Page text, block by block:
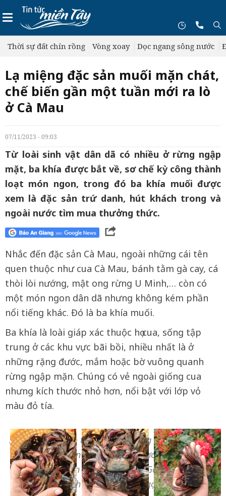
Thời sự đất chín rồng Vòng xoay Dọc ngang sông nước
Lạ miệng đặc sản muối mặn chát,
chế biến gần một tuần mới ra lò
ở Cà Mau
07/11/2023 - 09:03
Từ loài sinh vật dân dã có nhiều ở rừng ngập
mặt, ba khía được bắt về, sơ chế kỳ công thành
loạt món ngon, trong đó ba khía muối được
xem là đặc sản trứ danh, hút khách trong và
ngoài nước tìm mua thưởng thức.
Nhắc đến đặc sản Cà Mau, ngoài những cái tên
quen thuộc như cua Cà Mau, bánh tằm gà cay, cá
thòi lòi nướng, mật ong rừng U Minh,… còn có
một món ngon dân dã nhưng không kém phần
nổi tiếng khác. Đó là ba khía muối.
Ba khía là loài giáp xác thuộc họ cua, sống tập
trung ở các khu vực bãi bồi, nhiều nhất là ở
những rặng đước, mắm hoặc bờ vuông quanh
rừng ngập mặn. Chúng có vẻ ngoài giống cua
nhưng kích thước nhỏ hơn, nổi bật với lớp vỏ
màu đỏ tía.
Ba khía được tìm thấy nhiều ở vùng sông nước Nam
Bộ nhưng ngon và nổi tiếng, được du khách ưa
chuộng nhất vẫn là ba khía Rạch Gốc, huyện Ngọc
Hiển, tỉnh Cà Mau (Ảnh: Ngọc Triều)